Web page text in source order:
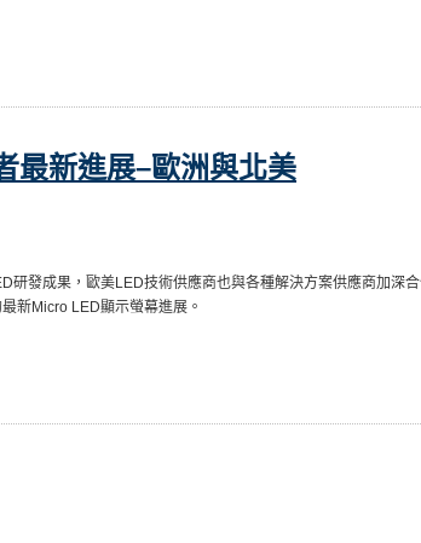
最新進展–歐洲與北美
研發成果，歐美LED技術供應商也與各種解決方案供應商加深
新Micro LED顯示螢幕進展。